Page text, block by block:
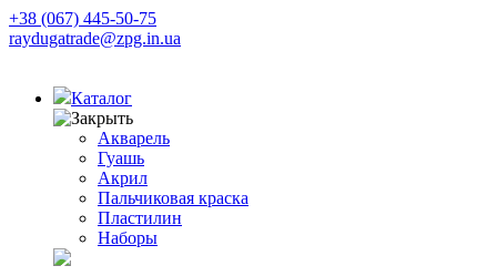
+38 (067) 445-50-75
raydugatrade@zpg.in.ua
Каталог
Акварель
Гуашь
Акрил
Пальчиковая краска
Пластилин
Наборы